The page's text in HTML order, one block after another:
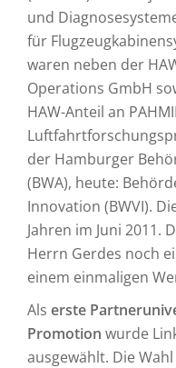
und
für
waren neben der
Operations GmbH
HAW-Anteil an
der Hamburger
(BWA), heute:
Innovation (BWVI).
Jahren im Juni 2011.
Herrn Gerdes noch
einem einmaligen
Als erste
Promotion wurde
ausgewählt. Die